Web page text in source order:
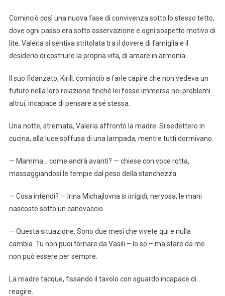
Cominciò così una nuova fase di convivenza sotto lo stesso tetto,
dove ogni passo era sotto osservazione e ogni sospetto motivo di
lite. Valeria si sentiva stritolata tra il dovere di famiglia e il
desiderio di costruire la propria vita, di amare in armonia.
Il suo fidanzato, Kirill, cominciò a farle capire che non vedeva un
futuro nella loro relazione finché lei fosse immersa nei problemi
altrui, incapace di pensare a sé stessa.
Una notte, stremata, Valeria affrontò la madre. Si sedettero in
cucina, alla luce soffusa di una lampada, mentre tutti dormivano.
— Mamma… come andrà avanti? — chiese con voce rotta,
massaggiandosi le tempie dal peso della stanchezza.
— Cosa intendi? — Irina Michajlovna si irrigidì, nervosa, le mani
nascoste sotto un canovaccio.
— Questa situazione. Sono due mesi che vivete qui e nulla
cambia. Tu non puoi tornare da Vasili – lo so – ma stare da me
non può essere per sempre.
La madre tacque, fissando il tavolo con sguardo incapace di
reagire.